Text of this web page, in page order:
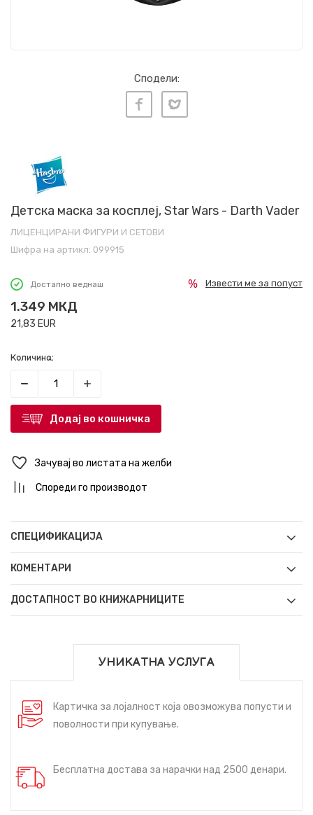
Сподели:
Детска маска за косплеј, Star Wars - Darth Vader
ЛИЦЕНЦИРАНИ ФИГУРИ И СЕТОВИ
Шифра на артикл: 099915
Достапно веднаш
1.349 МКД
21,83 EUR
Извести ме за попуст
Количина:
Додај во кошничка
Зачувај во листата на желби
Спореди го производот
СПЕЦИФИКАЦИЈА
КОМЕНТАРИ
ДОСТАПНОСТ ВО КНИЖАРНИЦИТЕ
УНИКАТНА УСЛУГА
Картичка за лојалност која овозможува попусти и
поволности при купување.
Бесплатна достава за нарачки над 2500 денари.